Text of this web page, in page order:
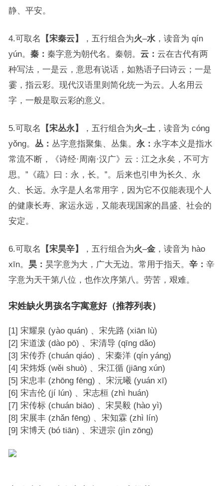
静、平安。
4.可取名 【宋秦云】 ，五行组合为火–水，读音为 qín
yún。秦： 秦字意为朝代名。秦朝。 云： 云在古代有两
种写法，一是云，意思有说话，如熟语子曰诗云；一是
霎，指云彩。现代汉语里则简化统一为云。人名用云
字，一般是取云彩的意义。
5.可取名 【宋丛永】 ，五行组合为火–土 ，读音为 cóng
yǒng。 丛： 丛字意指聚集、丛集。 永： 永字本义是指水
常流不断，《诗经·周南·汉广》云：江之永矣，不可方
思。”《疏》曰：永，长。”。后来也引申为长久、永
久、长远。永字是人名常用字，因为它不仅能表现个人
的健康长寿、家运永远，又能表现国家的昌盛、社会的
安定。
6.可取名 【宋昊辛】 ，五行组合为火–金，读音为 hào
xīn。 昊： 昊字意为大，广大无边。常用于指天。 辛： 辛
字意为天干第八位，也作次序第八。劳苦，艰难。
宋姓缺火男孩名字寓意好（推荐列表）
[1] 宋耀泉 (yào quán) 、宋先路 (xiān lù)
[2] 宋道泼 (dào pō) 、宋清导 (qīng dǎo)
[3] 宋传乔 (chuán qiáo) 、宋秦洋 (qín yáng)
[4] 宋炜烁 (wěi shuò) 、宋江循 (jiāng xún)
[5] 宋忠丰 (zhōng fēng) 、宋沅曦 (yuán xī)
[6] 宋吉伦 (jí lún) 、宋志桓 (zhì huán)
[7] 宋传标 (chuán biāo) 、宋昊毅 (hào yì)
[8] 宋展丰 (zhǎn fēng) 、宋知霖 (zhì lín)
[9] 宋博天 (bó tiān) 、宋进宗 (jìn zōng)